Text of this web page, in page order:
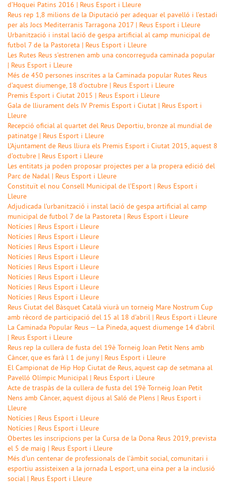
d’Hoquei Patins 2016 | Reus Esport i Lleure
Reus rep 1,8 milions de la Diputació per adequar el pavelló i l’estadi
per als Jocs Mediterranis Tarragona 2017 | Reus Esport i Lleure
Urbanització i instal lació de gespa artificial al camp municipal de
futbol 7 de la Pastoreta | Reus Esport i Lleure
Les Rutes Reus s’estrenen amb una concorreguda caminada popular
| Reus Esport i Lleure
Més de 450 persones inscrites a la Caminada popular Rutes Reus
d’aquest diumenge, 18 d’octubre | Reus Esport i Lleure
Premis Esport i Ciutat 2015 | Reus Esport i Lleure
Gala de lliurament dels IV Premis Esport i Ciutat | Reus Esport i
Lleure
Recepció oficial al quartet del Reus Deportiu, bronze al mundial de
patinatge | Reus Esport i Lleure
L’Ajuntament de Reus lliura els Premis Esport i Ciutat 2015, aquest 8
d’octubre | Reus Esport i Lleure
Les entitats ja poden proposar projectes per a la propera edició del
Parc de Nadal | Reus Esport i Lleure
Constituït el nou Consell Municipal de l’Esport | Reus Esport i
Lleure
Adjudicada l’urbanització i instal lació de gespa artificial al camp
municipal de futbol 7 de la Pastoreta | Reus Esport i Lleure
Notícies | Reus Esport i Lleure
Notícies | Reus Esport i Lleure
Notícies | Reus Esport i Lleure
Notícies | Reus Esport i Lleure
Notícies | Reus Esport i Lleure
Notícies | Reus Esport i Lleure
Notícies | Reus Esport i Lleure
Notícies | Reus Esport i Lleure
Reus Ciutat del Bàsquet Català viurà un torneig Mare Nostrum Cup
amb rècord de participació del 15 al 18 d’abril | Reus Esport i Lleure
La Caminada Popular Reus — La Pineda, aquest diumenge 14 d’abril
| Reus Esport i Lleure
Reus rep la cullera de fusta del 19è Torneig Joan Petit Nens amb
Càncer, que es farà l 1 de juny | Reus Esport i Lleure
El Campionat de Hip Hop Ciutat de Reus, aquest cap de setmana al
Pavelló Olímpic Municipal | Reus Esport i Lleure
Acte de traspàs de la cullera de fusta del 19è Torneig Joan Petit
Nens amb Càncer, aquest dijous al Saló de Plens | Reus Esport i
Lleure
Notícies | Reus Esport i Lleure
Notícies | Reus Esport i Lleure
Obertes les inscripcions per la Cursa de la Dona Reus 2019, prevista
el 5 de maig | Reus Esport i Lleure
Més d’un centenar de professionals de l’àmbit social, comunitari i
esportiu assisteixen a la jornada L esport, una eina per a la inclusió
social | Reus Esport i Lleure